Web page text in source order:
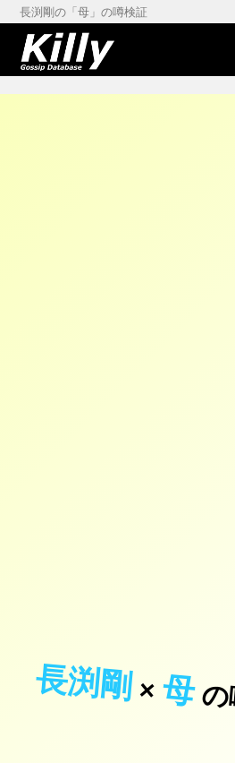
長渕剛の「母」の噂検証
長渕剛×母の